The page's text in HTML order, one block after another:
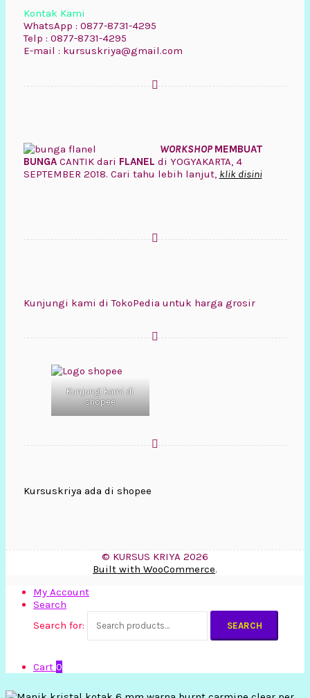
Kontak Kami
WhatsApp : 0877-8731-4295
Telp : 0877-8731-4295
E-mail : kursuskriya@gmail.com
WORKSHOP MEMBUAT
BUNGACANTIK dari FLANEL di YOGYAKARTA, 4
SEPTEMBER 2018. Cari tahu lebih lanjut, klik disini
Kunjungi kami di TokoPedia untuk harga grosir
Kunjungi kami di
shopee
Kursuskriya ada di shopee
© KURSUS KRIYA 2026
Built with WooCommerce.
My Account
Search
Search for:
SEARCH
Cart 0